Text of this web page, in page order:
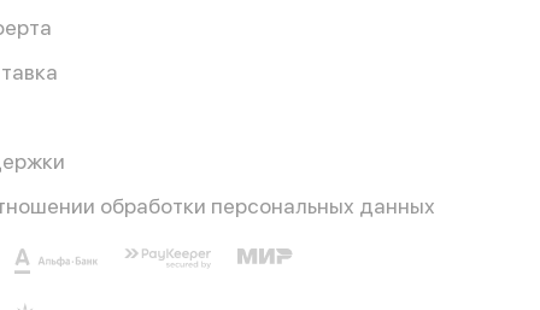
обработки персональных данных